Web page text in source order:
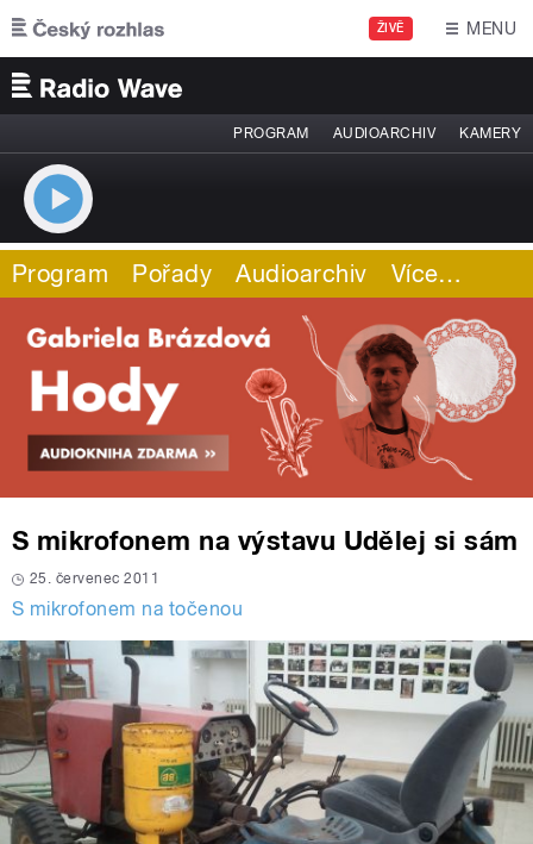
Přejít k hlavnímu obsahu
ŽIVĚ MENU
PROGRAM AUDIOARCHIV KAMERY
Program Pořady Audioarchiv Více…
S mikrofonem na výstavu Udělej si sám
25. červenec 2011
S mikrofonem na točenou